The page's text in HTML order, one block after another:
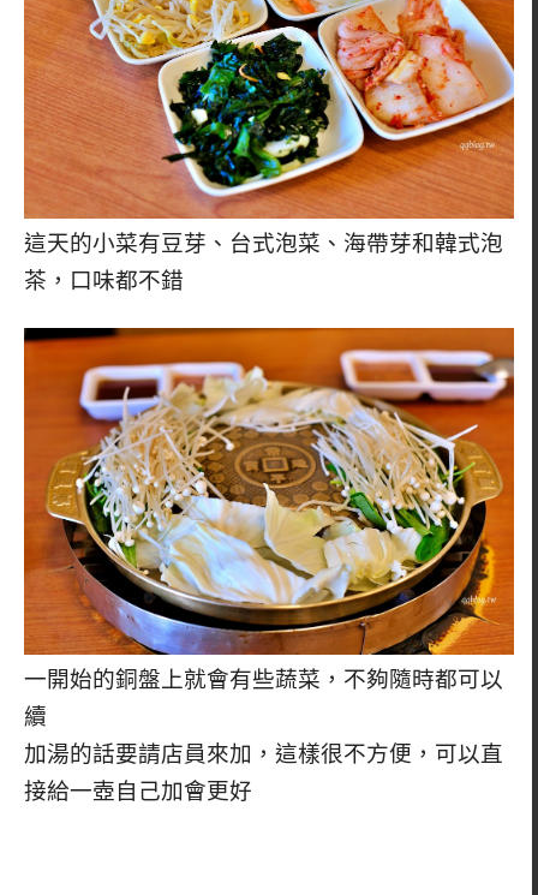
這天的小菜有豆芽、台式泡菜、海帶芽和韓式泡
茶，口味都不錯
一開始的銅盤上就會有些蔬菜，不夠隨時都可以
續
加湯的話要請店員來加，這樣很不方便，可以直
接給一壺自己加會更好